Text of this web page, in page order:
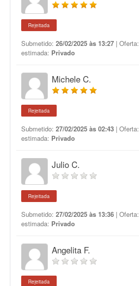
Rejeitada
Submetido: 26/02/2025 às 13:27 | Oferta:
estimada: Privado
Michele C.
Rejeitada
Submetido: 27/02/2025 às 02:43 | Oferta:
estimada: Privado
Julio C.
Rejeitada
Submetido: 27/02/2025 às 13:36 | Oferta:
estimada: Privado
Angelita F.
Rejeitada